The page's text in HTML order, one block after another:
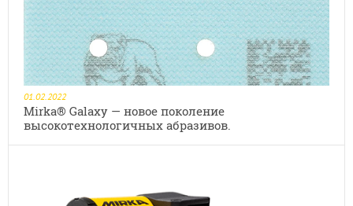
01.02.2022
Mirka® Galaxy — новое поколение
высокотехнологичных абразивов.